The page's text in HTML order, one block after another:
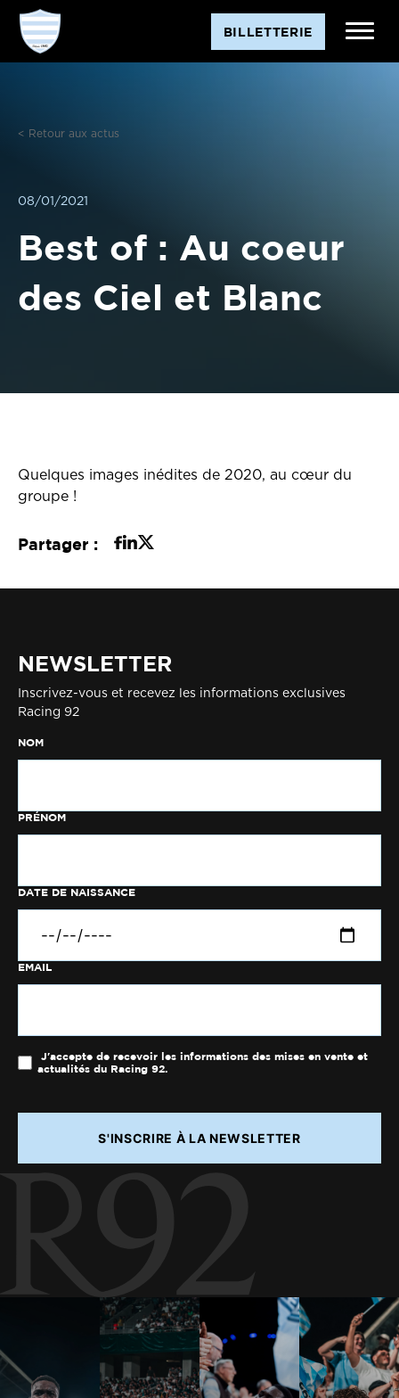
Aller
contenu
BILLETTERIE
< Retour aux actus
08/01/2021
Best of : Au coeur
des Ciel et Blanc
Quelques images inédites de 2020, au cœur du
groupe !
Partager :
NEWSLETTER
Inscrivez-vous et recevez les informations exclusives
Racing 92
NOM
PRÉNOM
DATE DE NAISSANCE
EMAIL
J'accepte de recevoir les informations des mises en vente et
actualités du Racing 92.
S'INSCRIRE À LA NEWSLETTER